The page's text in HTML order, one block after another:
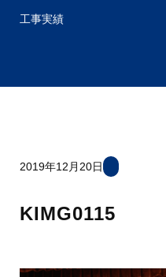
工事実績
2019年12月20日
KIMG0115